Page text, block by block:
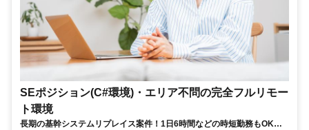
SEポジション(C#環境)・エリア不問の完全フルリモー
ト環境
長期の基幹システムリプレイス案件！1日6時間などの時短勤務もOKで